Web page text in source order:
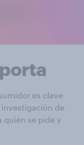
es clave
de
quién se pide y